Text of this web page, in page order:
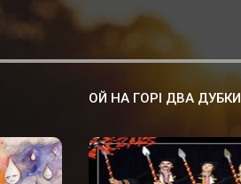
ОЙ НА ГОРІ ДВА ДУБКИ